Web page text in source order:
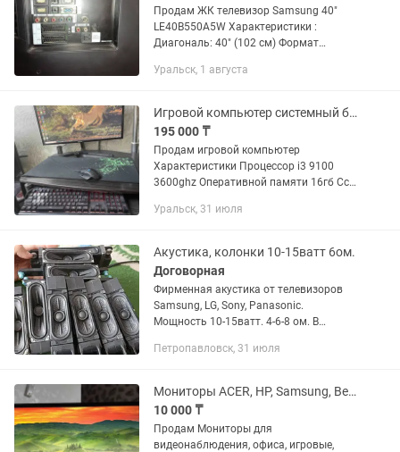
Продам ЖК телевизор Samsung 40"
LE40B550A5W Характеристики :
Диагональ: 40" (102 см) Формат
Поддержка HDTV: 1080p (Full HD)
Уральск, 1 августа
Игровой компьютер системный блок
195 000 ₸
Продам игровой компьютер
Характеристики Процессор i3 9100
3600ghz Оперативной памяти 16гб Ссд
1660 ti 6gb Монитор Samsung 27 d
Уральск, 31 июля
Акустика, колонки 10-15ватт 6ом.
Договорная
Фирменная акустика от телевизоров
Samsung, LG, Sony, Panasonic.
Мощность 10-15ватт. 4-6-8 ом. В
600тг. Сборные колонки общей
Петропавловск, 31 июля
Мониторы ACER, HP, Samsung, BenQ, Phillips, Dell
10 000 ₸
Продам Мониторы для
видеонаблюдения, офиса, игровые,